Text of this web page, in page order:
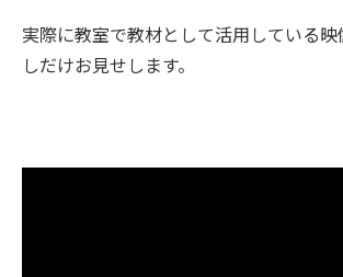
実際に教室で教材として活用している
しだけお見せします。